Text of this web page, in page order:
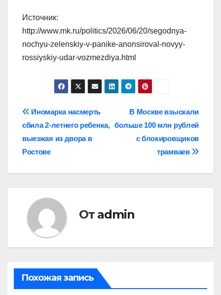
Источник:
http://www.mk.ru/politics/2026/06/20/segodnya-
nochyu-zelenskiy-v-panike-anonsiroval-novyy-
rossiyskiy-udar-vozmezdiya.html
Навигация
по
записям
В Москве взыскали
больше 100 млн рублей
с блокировщиков
трамваев
Иномарка насмерть
сбила 2-летнего ребенка,
выезжая из двора в
Ростове
От admin
Похожая запись